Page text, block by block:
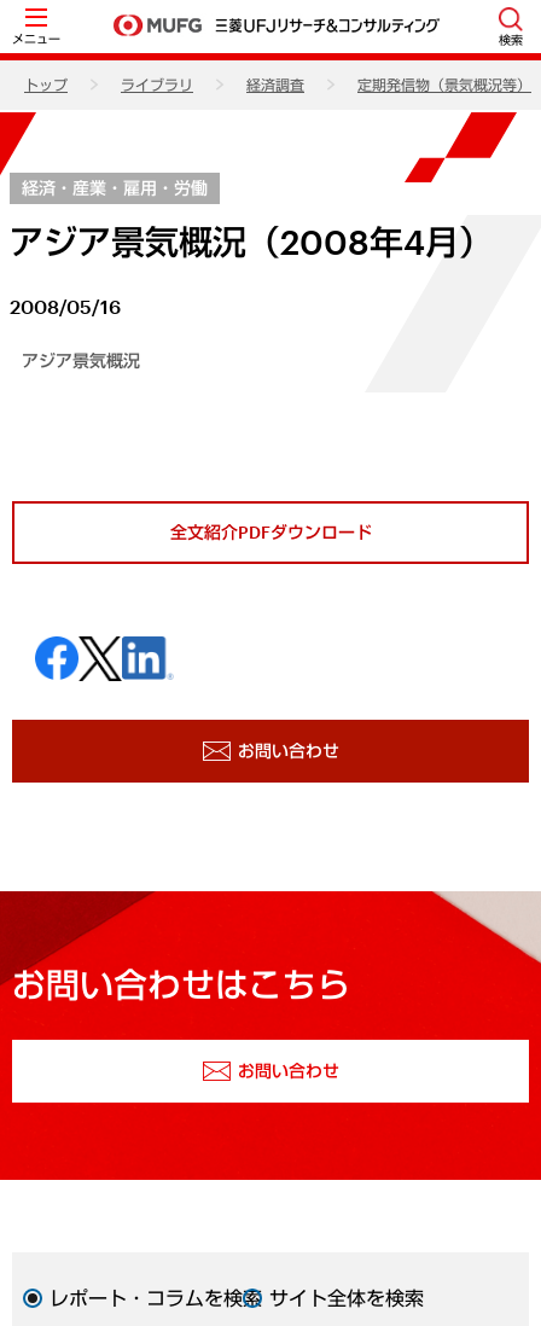
メニュー 検索
トップ ライブラリ 経済調査 定期発信物（景気概況等）
経済・産業・雇用・労働
アジア景気概況（2008年4月）
2008/05/16
アジア景気概況
全文紹介PDFダウンロード
お問い合わせ
お問い合わせはこちら
お問い合わせ
レポート・コラムを検索 サイト全体を検索